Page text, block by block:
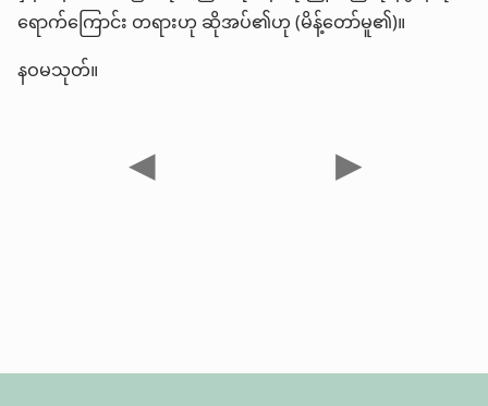
ရောက်ကြောင်း တရားဟု ဆိုအပ်၏ဟု (မိန့်တော်မူ၏)။
နဝမသုတ်။
◀ ▶